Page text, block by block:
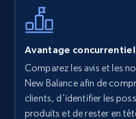
using specific category
URL, Final price, Sku,
Specifications, Image
more.
Avantage concurrentiel
Comparez les avis et les
New Balance afin de
clients, d'identifier les
produits et de rester en